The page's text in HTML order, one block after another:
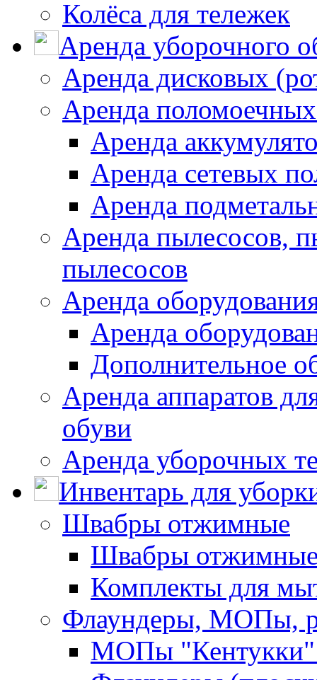
Колёса для тележек
Аренда уборочного
Аренда дисковых
Аренда
Аренда
Аренда сетевых
Аренда
Аренда пылесосов,
пылесосов
Аренда
Аренда
Дополнительное
Аренда аппаратов
обуви
Аренда уборочных
Инвентарь для
Швабры отжимные
Швабры
Комплекты для
Флаундеры, МОПы,
МОПы "Кентукки"